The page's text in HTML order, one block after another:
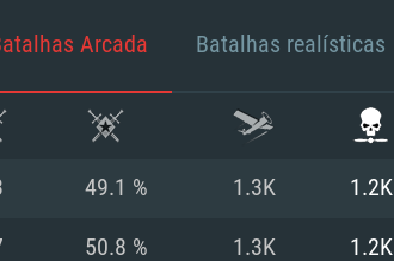
Arcada Batalhas realísticas
49.1 % 1.3K 1.2K
50.8 % 1.3K 1.2K